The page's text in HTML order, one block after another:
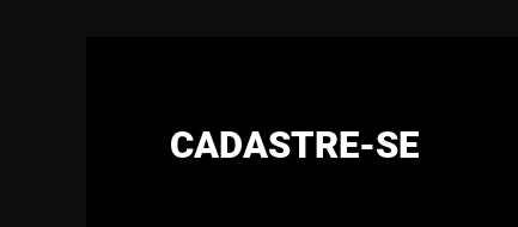
CADASTRE-SE